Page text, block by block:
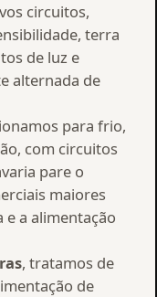
circuitos,
terra
de luz e
alternada de
para frio,
com circuitos
pare o
maiores
e a alimentação
, tratamos de
de